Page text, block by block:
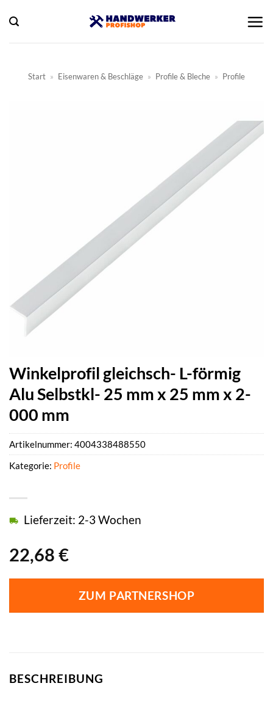
Inhalt
springen
Start » Eisenwaren & Beschläge » Profile & Bleche » Profile
Winkelprofil gleichsch- L-förmig
Alu Selbstkl- 25 mm x 25 mm x 2-
000 mm
22,68 €
Lieferzeit: 2-3 Wochen
ZUM PARTNERSHOP
Artikelnummer: 4004338488550
Kategorie: Profile
BESCHREIBUNG